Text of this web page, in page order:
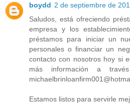
boydd 2 de septiembre de
Saludos, está ofreciendo
empresa y los
préstamos para iniciar un
personales o financiar un
contacto con nosotros hoy si
más información a
Estamos listos para servirle